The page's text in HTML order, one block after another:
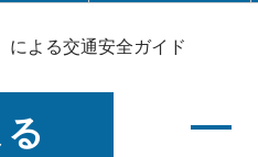
による交通安全ガイド